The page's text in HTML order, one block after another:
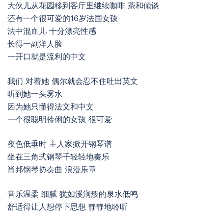
大伙儿从花园移到客厅里继续咖啡 茶和倾谈
还有一个很可爱的16岁法国女孩
法中混血儿 十分漂亮性感
长得一副洋人脸
一开口就是流利的中文
我们 对着她 偶尔就会忍不住吐出英文
听到她一头雾水
因为她只懂得法文和中文
一个很聪明伶俐的女孩 很可爱
夜色低垂时 主人家掀开钢琴谱
坐在三角式钢琴千轻轻地奏乐
肖邦钢琴协奏曲 浪漫乐章
音乐温柔 细腻 犹如溪涧般的泉水低鸣
舒适得让人想停下思想 静静地聆听